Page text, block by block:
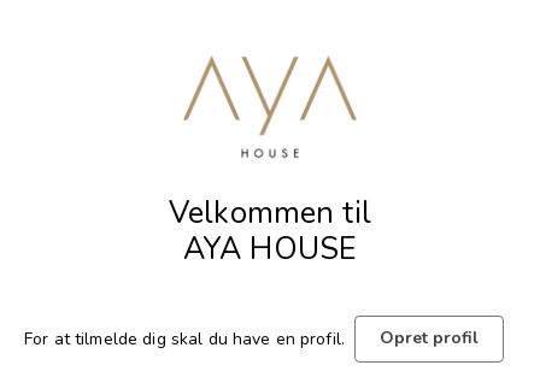
Velkommen til
AYA HOUSE
For at tilmelde dig skal du have en profil. Opret profil